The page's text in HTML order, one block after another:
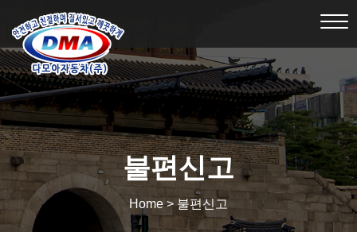
불편신고
Home > 불편신고